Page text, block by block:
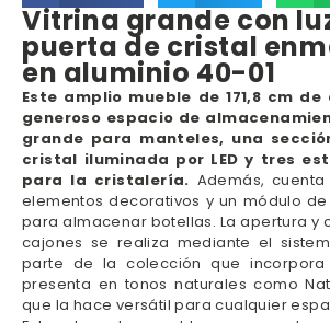
Vitrina grande con
puerta de cristal
en aluminio 40-01
Este amplio mueble de 171,8 cm
generoso espacio de
grande para manteles, una
cristal iluminada por LED y tres
para la cristalería. Además,
elementos decorativos y un módulo
para almacenar botellas. La apertura y
cajones se realiza mediante el
parte de la colección que incorpora
presenta en tonos naturales como
que la hace versátil para cualquier